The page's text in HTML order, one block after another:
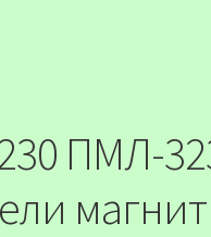
ПМЛ-